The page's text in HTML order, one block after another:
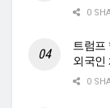
0
트럼프
외국인
0